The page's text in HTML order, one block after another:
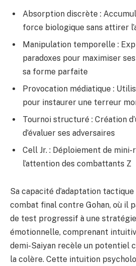
Absorption discrète :
force biologique sans attirer
Manipulation temporelle :
paradoxes pour maximiser
sa forme parfaite
Provocation médiatique :
pour instaurer une terreur
Tournoi structuré : Création
d’évaluer ses adversaires
Cell Jr. : Déploiement de
l’attention des combattants Z
Sa capacité d’adaptation
combat final contre Gohan, où il
de test progressif à une
émotionnelle, comprenant
demi-Saiyan recèle un potentiel
la colère. Cette intuition